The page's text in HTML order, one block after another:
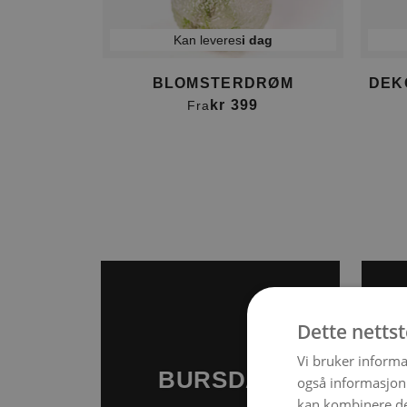
Kan leveresi dag
BLOMSTERDRØM
Fra kr 399
BURSDAG
Dette
Vi bruker
også